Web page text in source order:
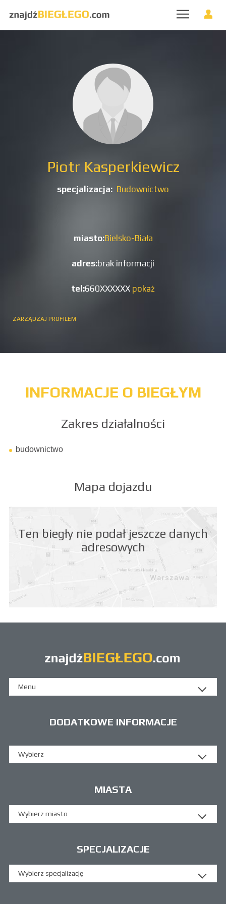
Piotr Kasperkiewicz
specjalizacja: Budownictwo
miasto:Bielsko-Biała
adres:brak informacji
tel:660XXXXXX pokaż
ZARZĄDZAJ PROFILEM
INFORMACJE O BIEGŁYM
Zakres działalności
budownictwo
Mapa dojazdu
Ten biegły nie podał jeszcze danych
adresowych
Menu
DODATKOWE INFORMACJE
Wybierz
MIASTA
Wybierz miasto
SPECJALIZACJE
Wybierz specjalizację